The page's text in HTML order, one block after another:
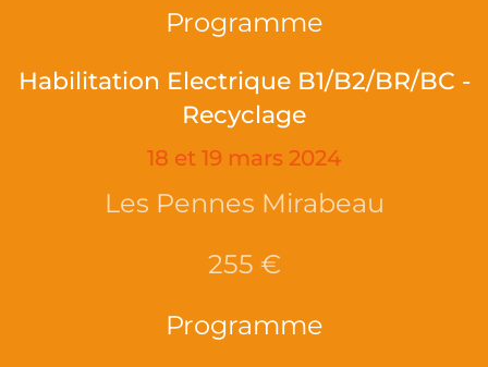
Programme
Habilitation Electrique B1/B2/BR/BC -
Recyclage
18 et 19 mars 2024
Les Pennes Mirabeau
255 €
Programme